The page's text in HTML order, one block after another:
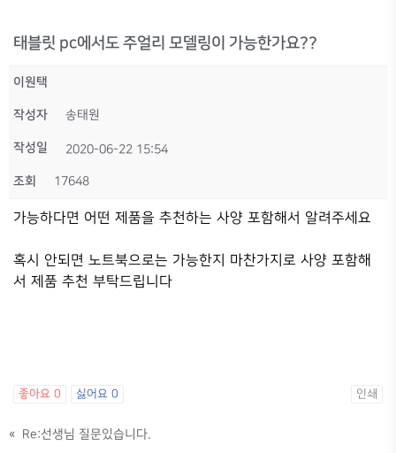
태블릿 pc에서도 주얼리 모델링이 가능한가요??
이원택
작성자 송태원
작성일 2020-06-22 15:54
조회 17648
가능하다면 어떤 제품을 추천하는 사양 포함해서 알려주세요
혹시 안되면 노트북으로는 가능한지 마찬가지로 사양 포함해
서 제품 추천 부탁드립니다
좋아요 0 싫어요 0 인쇄
« Re:선생님 질문있습니다.